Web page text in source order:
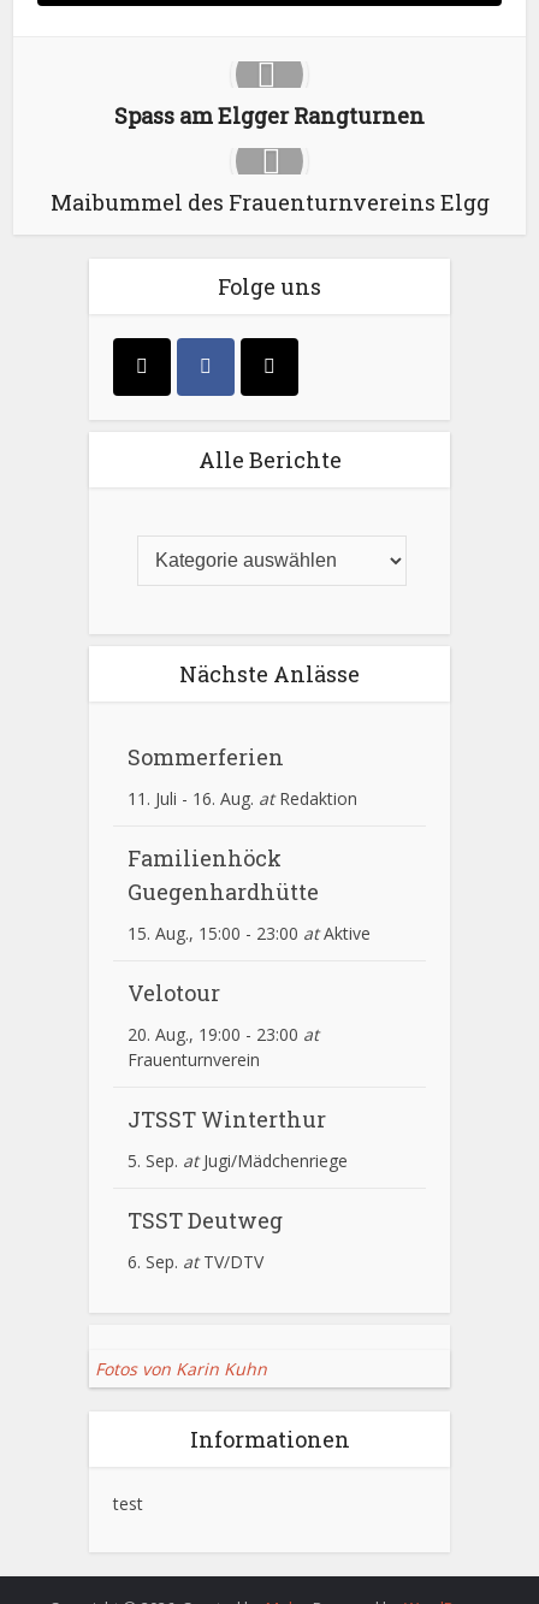
Spass am Elgger Rangturnen
Maibummel des Frauenturnvereins Elgg
Folge uns
Alle Berichte
Nächste Anlässe
Sommerferien
11. Juli - 16. Aug. atRedaktion
Familienhöck
Guegenhardhütte
15. Aug., 15:00 - 23:00 atAktive
Velotour
20. Aug., 19:00 - 23:00 at
Frauenturnverein
JTSST Winterthur
5. Sep. atJugi/Mädchenriege
TSST Deutweg
6. Sep. atTV/DTV
Fotos von Karin Kuhn
Informationen
test